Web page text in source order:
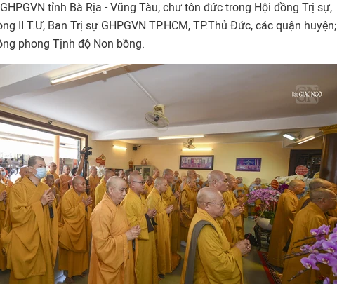
tỉnh Bà Rịa - Vũng Tàu; chư tôn đức trong Hội đồng Trị sự,
II T.Ư, Ban Trị sự GHPGVN TP.HCM, TP.Thủ Đức, các quận huyện;
phong Tịnh độ Non bồng.